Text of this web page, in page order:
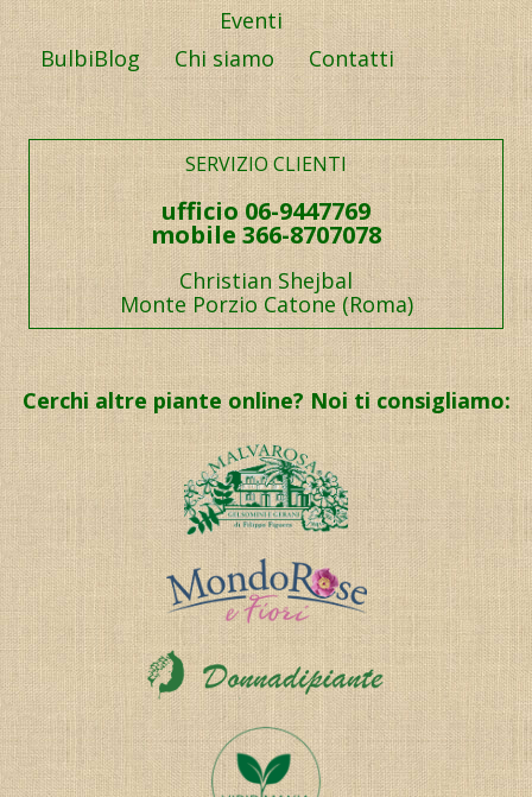
Eventi
BulbiBlog
Chi siamo Contatti
SERVIZIO CLIENTI
ufficio 06-9447769
mobile 366-8707078
Christian Shejbal
Monte Porzio Catone (Roma)
Cerchi altre piante online? Noi ti consigliamo: